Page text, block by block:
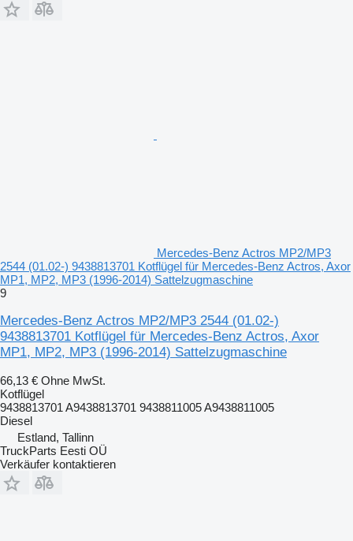
Mercedes-Benz Actros MP2/MP3
2544 (01.02-) 9438813701 Kotflügel für Mercedes-Benz Actros, Axor
MP1, MP2, MP3 (1996-2014) Sattelzugmaschine
9
Mercedes-Benz Actros MP2/MP3 2544 (01.02-)
9438813701 Kotflügel für Mercedes-Benz Actros, Axor
MP1, MP2, MP3 (1996-2014) Sattelzugmaschine
66,13 € Ohne MwSt.
Kotflügel
9438813701 A9438813701 9438811005 A9438811005
Diesel
Estland, Tallinn
TruckParts Eesti OÜ
Verkäufer kontaktieren